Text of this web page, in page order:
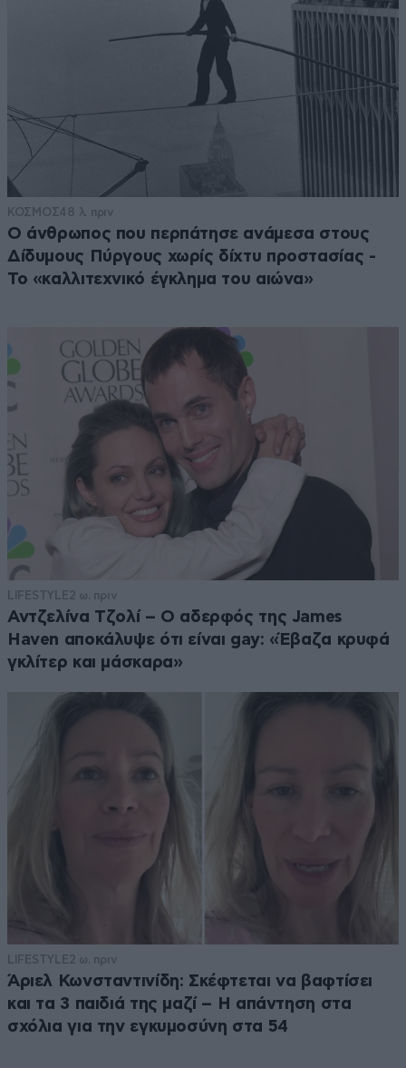
ΚΟΣΜΟΣ48 λ. πριν
Ο άνθρωπος που περπάτησε ανάμεσα στους
Δίδυμους Πύργους χωρίς δίχτυ προστασίας -
Το «καλλιτεχνικό έγκλημα του αιώνα»
LIFESTYLE 2 ω. πριν
Αντζελίνα Τζολί – Ο αδερφός της James
Haven αποκάλυψε ότι είναι gay: «Έβαζα κρυφά
γκλίτερ και μάσκαρα»
LIFESTYLE2 ω. πριν
Άριελ Κωνσταντινίδη: Σκέφτεται να βαφτίσει
και τα 3 παιδιά της μαζί – Η απάντηση στα
σχόλια για την εγκυμοσύνη στα 54